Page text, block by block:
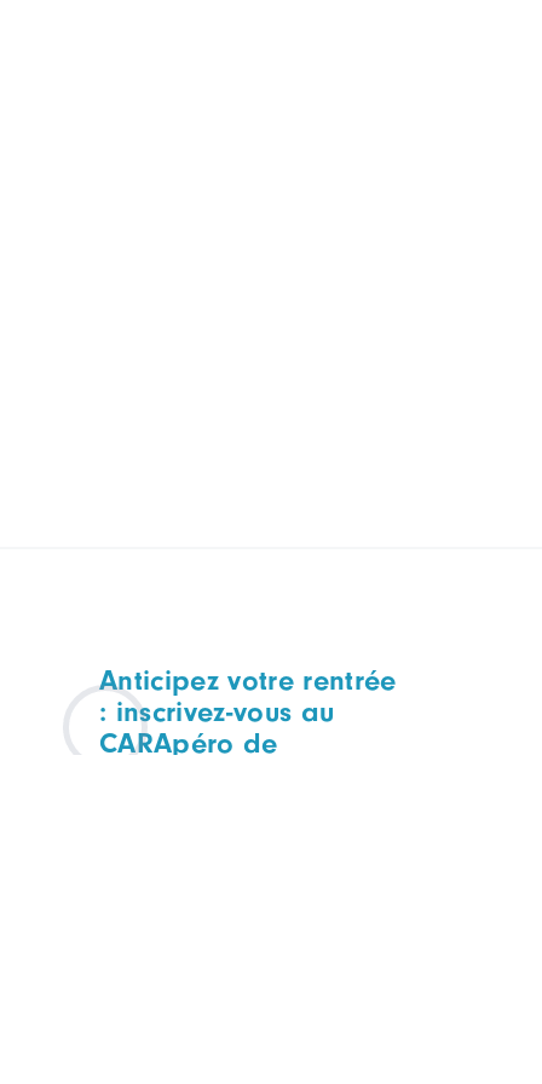
Anticipez votre rentrée
: inscrivez-vous au
CARApéro de